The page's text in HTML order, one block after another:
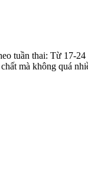
tuần thai: Từ 17-
mà không quá